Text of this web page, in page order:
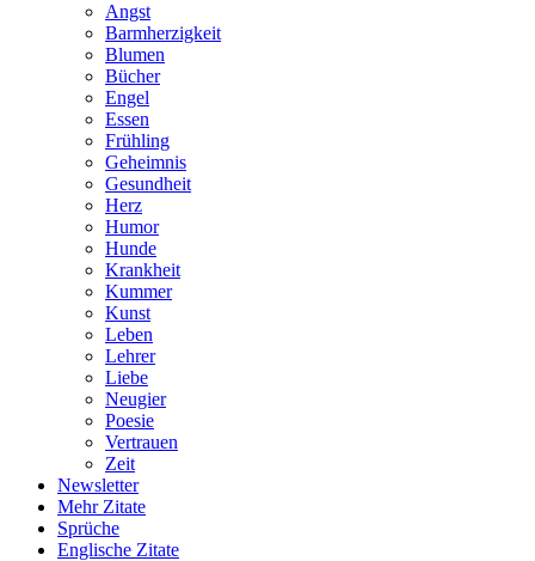
Angst
Barmherzigkeit
Blumen
Bücher
Engel
Essen
Frühling
Geheimnis
Gesundheit
Herz
Humor
Hunde
Krankheit
Kummer
Kunst
Leben
Lehrer
Liebe
Neugier
Poesie
Vertrauen
Zeit
Newsletter
Mehr Zitate
Sprüche
Englische Zitate